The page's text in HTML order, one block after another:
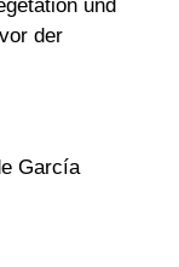
und
der